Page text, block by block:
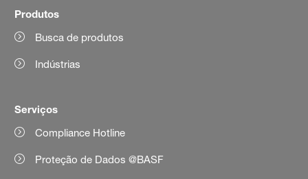
Produtos
Busca de produtos
Indústrias
Serviços
Compliance Hotline
Proteção de Dados @BASF